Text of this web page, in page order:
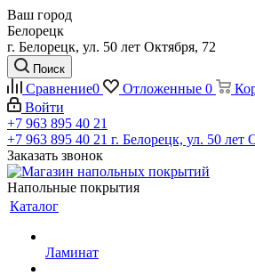
Ваш город
Белорецк
г. Белорецк, ул. 50 лет Октября, 72
Поиск
Сравнение0 Отложенные 0
Войти
+7 963 895 40 21
+7 963 895 40 21 г. Белорецк, ул. 50 лет
Заказать звонок
Напольные покрытия
Каталог
Ламинат